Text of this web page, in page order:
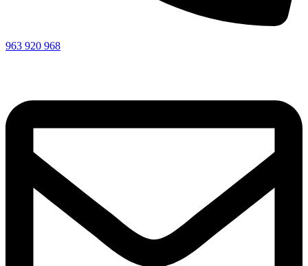
963 920 968